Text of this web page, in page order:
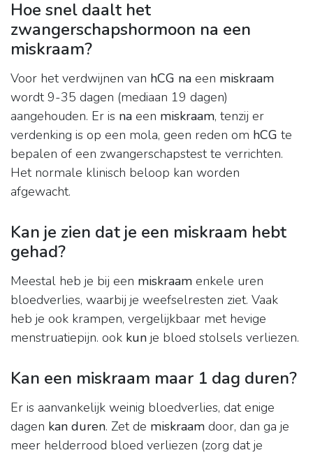
Hoe snel daalt het
zwangerschapshormoon na een
miskraam?
Voor het verdwijnen van hCG na een miskraam
wordt 9-35 dagen (mediaan 19 dagen)
aangehouden. Er is na een miskraam, tenzij er
verdenking is op een mola, geen reden om hCG te
bepalen of een zwangerschapstest te verrichten.
Het normale klinisch beloop kan worden
afgewacht.
Kan je zien dat je een miskraam hebt
gehad?
Meestal heb je bij een miskraam enkele uren
bloedverlies, waarbij je weefselresten ziet. Vaak
heb je ook krampen, vergelijkbaar met hevige
menstruatiepijn. ook kun je bloed stolsels verliezen.
Kan een miskraam maar 1 dag duren?
Er is aanvankelijk weinig bloedverlies, dat enige
dagen kan duren. Zet de miskraam door, dan ga je
meer helderrood bloed verliezen (zorg dat je